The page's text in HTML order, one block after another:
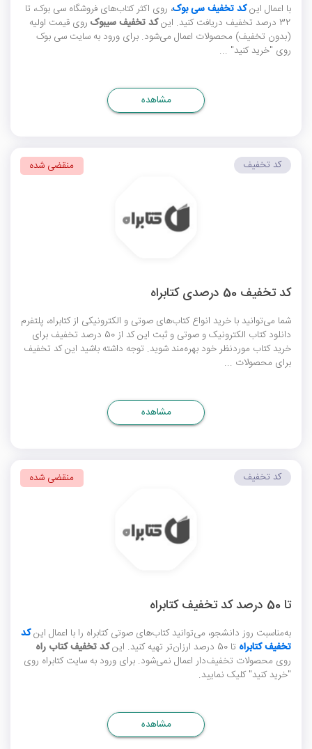
با اعمال اینکد تخفیف سی بوک، روی اکثر کتاب‌های فروشگاه سی بوک، تا
32 درصد تخفیف دریافت کنید. این
کد تخفیف سیبوک روی قیمت اولیه
(بدون تخفیف) محصولات اعمال می‌شود. برای ورود به سایت سی بوک
روی "خرید کنید" ...
مشاهده
کد تخفیف 50 درصدی کتابراه
شما می‌توانید با خرید انواع کتاب‌های صوتی و الکترونیکی از کتابراه، پلتفرم
دانلود کتاب الکترونیک و صوتی و ثبت این کد از 50 درصد تخفیف برای
خرید کتاب موردنظر خود بهره‌مند شوید. توجه داشته باشید این کد تخفیف
برای محصولات ...
کد تخفیف منقضی شده
مشاهده
تا 50 درصد کد تخفیف کتابراه
به‌مناسبت روز دانشجو، می‌توانید کتاب‌های صوتی کتابراه را با اعمال اینکد
تخفیف کتابراه تا 50 درصد ارزان‌تر تهیه کنید. این
کد تخفیف کتاب راه
روی محصولات تخفیف‌دار اعمال نمی‌شود. برای ورود به سایت کتابراه روی
"خرید کنید" کلیک نمایید.
کد تخفیف منقضی شده
مشاهده